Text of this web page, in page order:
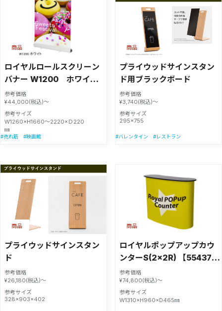
ロイヤルロールスクリーン
バナー W1200 ホワイト
【55337-2W】
参考価格
¥44,000(税込)～
参考サイズ
W1260×H1660〜2220×Ｄ220
㎜
商品
#売れ筋 #映画館
プライウッドサインスタン
ド用ブラックボード
参考価格
¥3,740(税込)～
参考サイズ
295×755
商品
#バレンタイン #レストラン
プライウッドサインスタン
ド
参考価格
¥26,180(税込)～
参考サイズ
328×903×402
商品
ロイヤルポップアップカウ
ンターS(2×2R) 【55437-
1】
参考価格
¥74,800(税込)～
参考サイズ
W1310×H960×D465㎜
商品